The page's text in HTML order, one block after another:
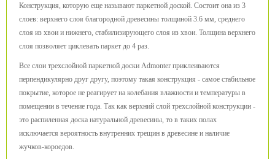
Конструкция, которую еще называют паркетной доской. Состоит она из 3
слоев: верхнего слоя благородной древесины толщиной 3.6 мм, среднего
слоя из хвои и нижнего, стабилизирующего слоя из хвои. Толщина верхнего
слоя позволяет циклевать паркет до 4 раз.
Все слои трехслойной паркетной доски Admonter приклеиваются
перпендикулярно друг другу, поэтому такая конструкция - самое стабильное
покрытие, которое не реагирует на колебания влажности и температуры в
помещении в течение года. Так как верхний слой трехслойной конструкции -
это распиленная доска натуральной древесины, то в таких полах
исключается вероятность внутренних трещин в древесине и наличие
жучков-короедов.